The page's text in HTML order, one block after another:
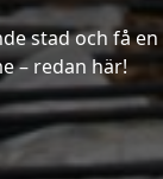
stad och få en
– redan här!